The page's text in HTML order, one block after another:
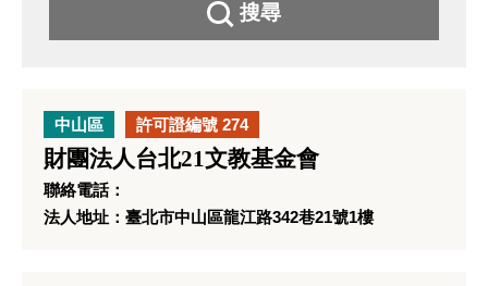
搜尋
中山區 許可證編號 274
財團法人台北21文教基金會
聯絡電話：
法人地址：臺北市中山區龍江路342巷21號1樓